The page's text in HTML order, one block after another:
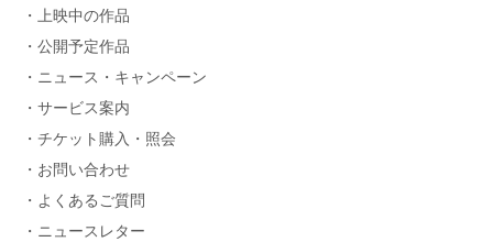
上映中の作品
公開予定作品
ニュース・キャンペーン
サービス案内
チケット購入・照会
お問い合わせ
よくあるご質問
ニュースレター